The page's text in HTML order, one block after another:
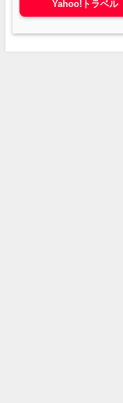
Yahoo!トラベル